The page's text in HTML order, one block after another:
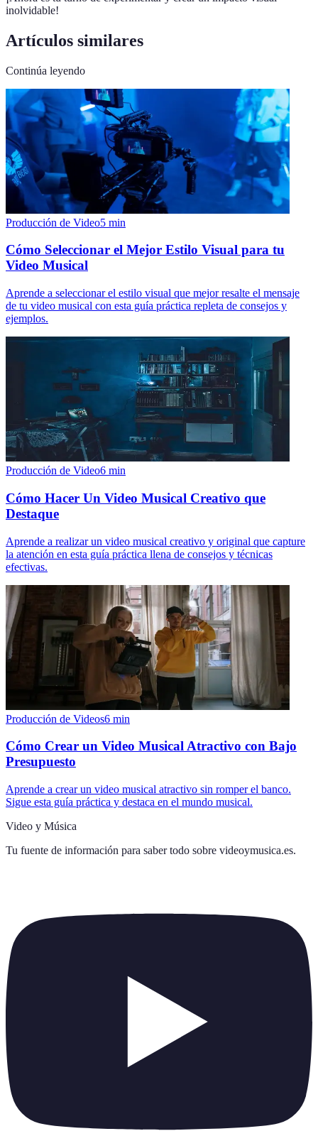
inolvidable!
Artículos similares
Continúa leyendo
Producción de Video5 min
Cómo Seleccionar el Mejor Estilo Visual para tu
Video Musical
Aprende a seleccionar el estilo visual que mejor resalte el mensaje
de tu video musical con esta guía práctica repleta de consejos y
ejemplos.
Producción de Video6 min
Cómo Hacer Un Video Musical Creativo que
Destaque
Aprende a realizar un video musical creativo y original que capture
la atención en esta guía práctica llena de consejos y técnicas
efectivas.
Producción de Videos6 min
Cómo Crear un Video Musical Atractivo con Bajo
Presupuesto
Aprende a crear un video musical atractivo sin romper el banco.
Sigue esta guía práctica y destaca en el mundo musical.
Video y Música
Tu fuente de información para saber todo sobre videoymusica.es.